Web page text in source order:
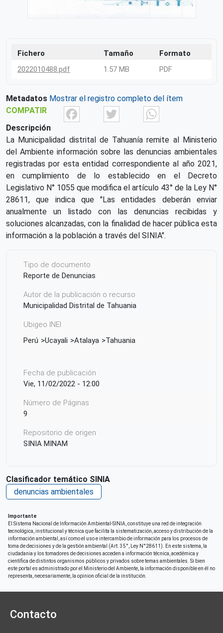
Fichero Tamaño
Formato
2022010488.pdf
1.57 MB PDF
Metadatos Mostrar el registro completo del ítem
COMPATIR
FacebookTwitter
Descripción
La Municipalidad distrital de Tahuanía remite al Ministerio
del Ambiente información sobre las denuncias ambientales
registradas por esta entidad correspondiente al año 2021,
en cumplimiento de lo establecido en el Decreto
Legislativo N° 1055 que modifica el artículo 43° de la Ley N°
28611, que indica que "Las entidades deberán enviar
anualmente un listado con las denuncias recibidas y
soluciones alcanzadas, con la finalidad de hacer pública esta
información a la población a través del SINIA".
Tipo de documento
Reporte de Denuncias
Autor de la publicación o recurso
Municipalidad Distrital de Tahuania
Ubigeo INEI
Perú
Ucayali Atalaya Tahuania
Fecha de publicación
Vie, 11/02/2022 - 12:00
Número de Páginas
9
Repositorio de origen
SINIA MINAM
Clasificador temático SINIA
denuncias ambientales
Importante
El Sistema Nacional de Información Ambiental-SINIA, constituye una red de integración
tecnológica, institucional y técnica que facilita la sistematización, acceso y distribución de la
información ambiental, así como el uso e intercambio de información para los procesos de
toma de decisiones y de la gestión ambiental (Art. 35°, Ley N°28611). En este sistema, la
ciudadania y los tomadores de decisiones acceden a información técnica, acedémica y
científica de distintos organismos públicos y privados sobre temas ambientales. Si bien
este portal es administrado por el Ministerio del Ambiente, la información disponible en él no
representa, necesariamente, la opinion oficial de la institución.
Contacto